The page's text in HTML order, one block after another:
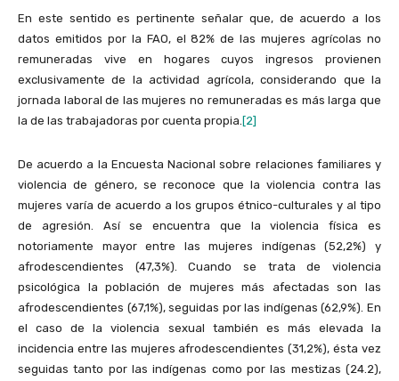
En este sentido es pertinente señalar que, de acuerdo a los
datos emitidos por la FAO, el 82% de las mujeres agrícolas no
remuneradas vive en hogares cuyos ingresos provienen
exclusivamente de la actividad agrícola, considerando que la
jornada laboral de las mujeres no remuneradas es más larga que
la de las trabajadoras por cuenta propia. [2]
De acuerdo a la Encuesta Nacional sobre relaciones familiares y
violencia de género, se reconoce que la violencia contra las
mujeres varía de acuerdo a los grupos étnico-culturales y al tipo
de agresión. Así se encuentra que la violencia física es
notoriamente mayor entre las mujeres indígenas (52,2%) y
afrodescendientes (47,3%). Cuando se trata de violencia
psicológica la población de mujeres más afectadas son las
afrodescendientes (67,1%), seguidas por las indígenas (62,9%). En
el caso de la violencia sexual también es más elevada la
incidencia entre las mujeres afrodescendientes (31,2%), ésta vez
seguidas tanto por las indígenas como por las mestizas (24.2),